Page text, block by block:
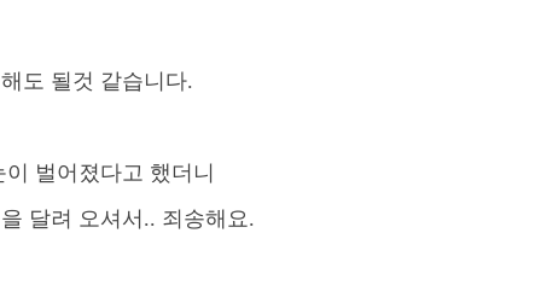
도 될것 같습니다.
벌어졌다고 했더니
달려 오셔서 .. 죄송해요.